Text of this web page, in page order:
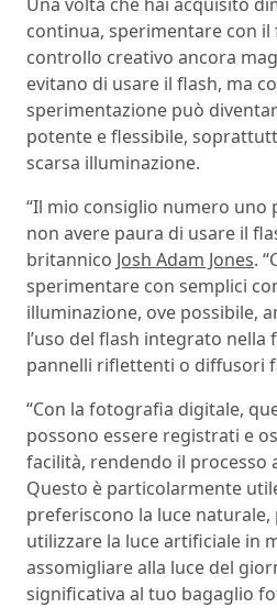
continua, sperimentare con
controllo creativo ancora
evitano di usare il flash, ma
sperimentazione può
potente e flessibile,
scarsa illuminazione.
“Il mio consiglio numero uno
non avere paura di usare il
britannico Josh Adam Jones.
sperimentare con semplici
illuminazione, ove possibile,
l’uso del flash integrato nella
pannelli riflettenti o diffusori
“Con la fotografia digitale,
possono essere registrati e
facilità, rendendo il processo
Questo è particolarmente
preferiscono la luce naturale,
utilizzare la luce artificiale in
assomigliare alla luce del
significativa al tuo bagaglio